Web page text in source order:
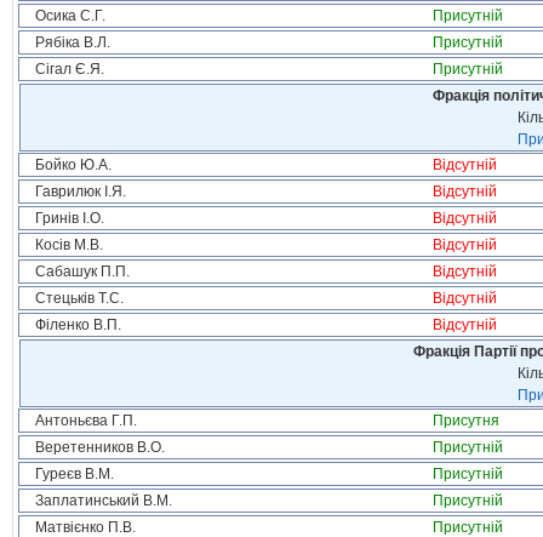
Осика С.Г.
Присутній
Рябіка В.Л.
Присутній
Сігал Є.Я.
Присутній
Фракція
Бойко Ю.А.
Відсутній
Гаврилюк І.Я.
Відсутній
Гринів І.О.
Відсутній
Косів М.В.
Відсутній
Сабашук П.П.
Відсутній
Стецьків Т.С.
Відсутній
Філенко В.П.
Відсутній
Фракція Партії
Антоньєва Г.П.
Присутня
Веретенников В.О.
Присутній
Гуреєв В.М.
Присутній
Заплатинський В.М.
Присутній
Матвієнко П.В.
Присутній